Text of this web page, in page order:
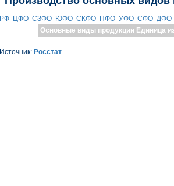
РФ ЦФО СЗФО ЮФО СКФО ПФО УФО СФО ДФО
Основные виды продукции Единица
Источник: Росстат